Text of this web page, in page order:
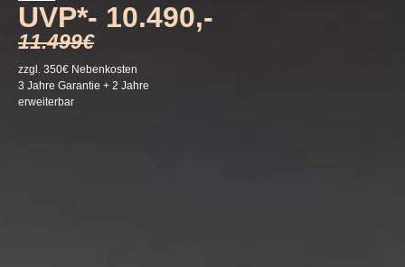
UVP*- 10.490,-
11.499€
zzgl. 350€ Nebenkosten
3 Jahre Garantie + 2 Jahre
erweiterbar